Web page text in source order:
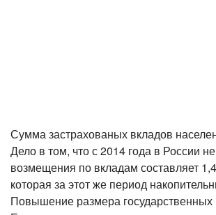
Сумма застрахованых вкладов
Дело в том, что с 2014 года в России
возмещения по вкладам составляет
которая за этот же период
Повышение размера